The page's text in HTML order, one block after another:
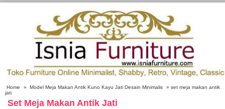
Home » Model Meja Makan Antik Kuno Kayu Jati Desain Minimalis
» set meja makan antik
jati
Set Meja Makan Antik Jati